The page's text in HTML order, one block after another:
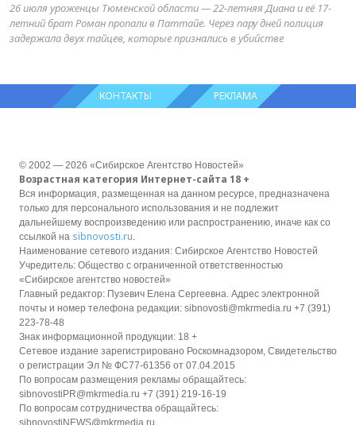
26 июля уроженцы Тюменской области — 22-летняя Диана и её 17-
летний брат Роман пропали в Паттайе. Через пару дней полиция
задержала двух тайцев, которые признались в убийстве
КОНТАКТЫ РЕКЛАМА
© 2002 — 2026 «Сибирское Агентство Новостей»
Возрастная категория Интернет-сайта 18 +
Вся информация, размещенная на данном ресурсе, предназначена
только для персонального использования и не подлежит
дальнейшему воспроизведению или распространению, иначе как со
ссылкой на sibnovosti.ru.
Наименование сетевого издания: Сибирское Агентство Новостей
Учредитель: Общество с ограниченной ответственностью
«Сибирское агентство новостей»
Главный редактор: Пузевич Елена Сергеевна. Адрес электронной
почты и номер телефона редакции: sibnovosti@mkrmedia.ru +7 (391)
223-78-48
Знак информационной продукции: 18 +
Сетевое издание зарегистрировано Роскомнадзором, Свидетельство
о регистрации Эл № ФС77-61356 от 07.04.2015
По вопросам размещения рекламы обращайтесь:
sibnovostiPR@mkrmedia.ru +7 (391) 219-16-19
По вопросам сотрудничества обращайтесь: